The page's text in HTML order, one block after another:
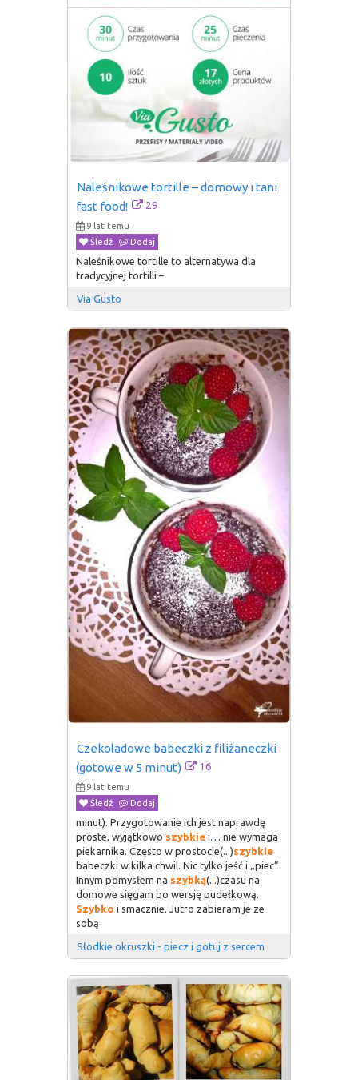
Naleśnikowe tortille – domowy i tani
fast food!
29
9 lat temu
Śledź
Dodaj
Naleśnikowe tortille to alternatywa dla
tradycyjnej tortilli –
Via Gusto
Czekoladowe babeczki z filiżaneczki
(gotowe w 5 minut)
16
9 lat temu
Śledź
Dodaj
minut). Przygotowanie ich jest naprawdę
proste, wyjątkowo szybkie i… nie wymaga
piekarnika. Często w prostocie(...)szybkie
babeczki w kilka chwil. Nic tylko jeść i „piec”
Innym pomysłem na szybką(...)czasu na
domowe sięgam po wersję pudełkową.
Szybko i smacznie. Jutro zabieram je ze
sobą
Słodkie okruszki - piecz i gotuj z sercem